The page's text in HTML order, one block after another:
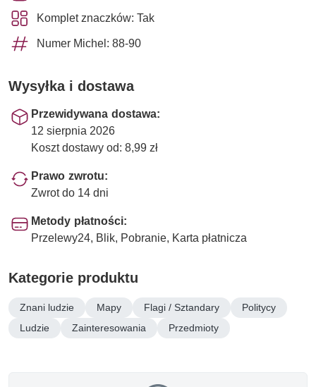
Komplet znaczków: Tak
Numer Michel: 88-90
Wysyłka i dostawa
Przewidywana dostawa:
12 sierpnia 2026
Koszt dostawy od: 8,99 zł
Prawo zwrotu:
Zwrot do 14 dni
Metody płatności:
Przelewy24, Blik, Pobranie, Karta płatnicza
Kategorie produktu
Znani ludzie Mapy Flagi / Sztandary
Politycy
Ludzie
Zainteresowania Przedmioty